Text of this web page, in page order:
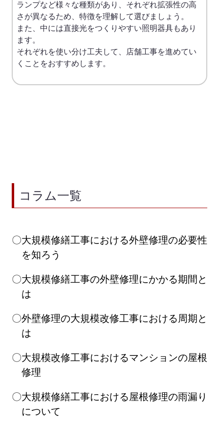
ランプなど様々な種類があり、それぞれ拡張性の高
さが異なるため、特徴を理解して選びましょう。
また、中には直接光をつくりやすい照明器具もあり
ます。
それぞれを使い分け工夫して、店舗工事を進めてい
くことをおすすめします。
コラム一覧
大規模修繕工事における外壁修理の必要性
を知ろう
大規模修繕工事の外壁修理にかかる期間と
は
外壁修理の大規模改修工事における周期と
は
大規模改修工事におけるマンションの屋根
修理
大規模修繕工事における屋根修理の雨漏り
について